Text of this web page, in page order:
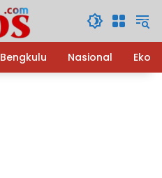
Bengkulu Nasional